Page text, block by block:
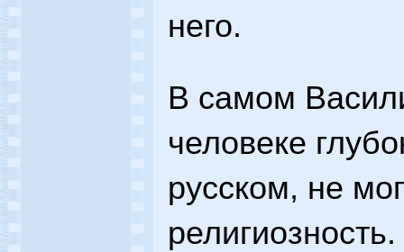
него.
В самом
человеке
русском, не